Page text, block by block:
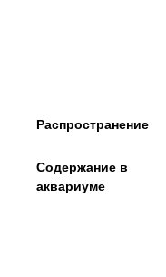
Распространение
Содержание в
аквариуме